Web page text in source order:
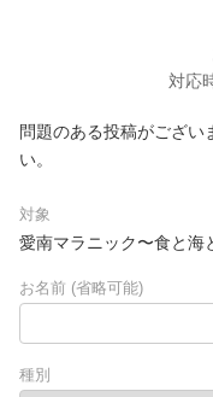
対応
問題のある投稿がござい
い。
対象
愛南マラニック〜食と海
お名前 (省略可能)
種別